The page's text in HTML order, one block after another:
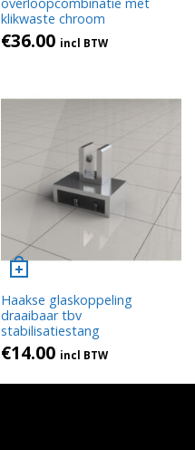
klikwaste chroom
€36.00 incl BTW
Haakse glaskoppeling
draaibaar tbv
stabilisatiestang
€14.00 incl BTW